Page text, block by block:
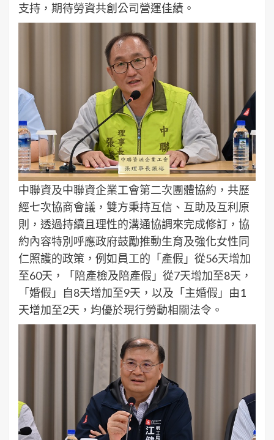
支持，期待勞資共創公司營運佳績。
中聯資及中聯資企業工會第二次團體協約，共歷
經七次協商會議，雙方秉持互信、互助及互利原
則，透過持續且理性的溝通協調來完成修訂，協
約內容特別呼應政府鼓勵推動生育及強化女性同
仁照護的政策，例如員工的「產假」從56天增加
至60天，「陪產檢及陪產假」從7天增加至8天，
「婚假」自8天增加至9天，以及「主婚假」由1
天增加至2天，均優於現行勞動相關法令。